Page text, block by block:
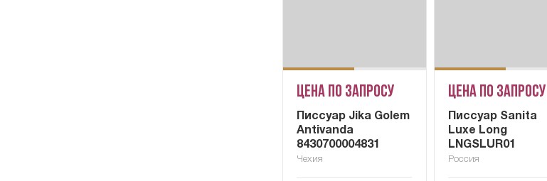
Цена по запросу
Писсуар Jika Golem
Antivanda
8430700004831
Чехия
Цена по запросу
Писсуар Sanita
Luxe Long
LNGSLUR01
Россия